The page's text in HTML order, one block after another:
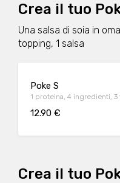
Crea il tuo
Una salsa di soia in
topping, 1 salsa
Poke S
1 proteina, 4 ingredienti, 3
12.90 €
Crea il tuo